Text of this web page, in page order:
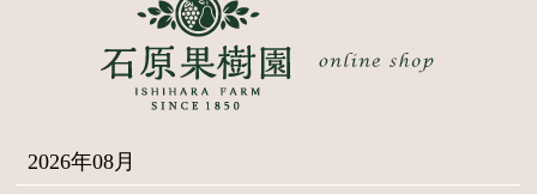
2026年08月